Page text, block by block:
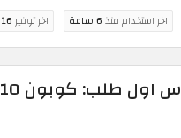
اخر استخدام منذ6 ساعة اخر توفير16 ريال سعودي